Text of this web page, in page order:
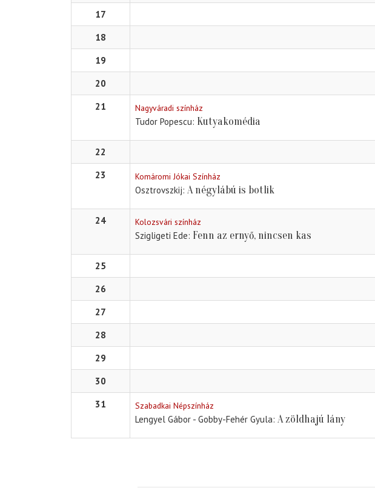
17
18
19
20
21
Nagyváradi színház
Tudor Popescu Kutyakomédia
22
23
Komáromi Jókai Színház
Osztrovszkij A négylábú is botlik
24 Kolozsvári színház
Szigligeti Ede Fenn az ernyő, nincsen kas
25
26
27
28
29
30
31
Szabadkai Népszínház
Lengyel Gábor - Gobby-Fehér Gyula A zöldhajú lány